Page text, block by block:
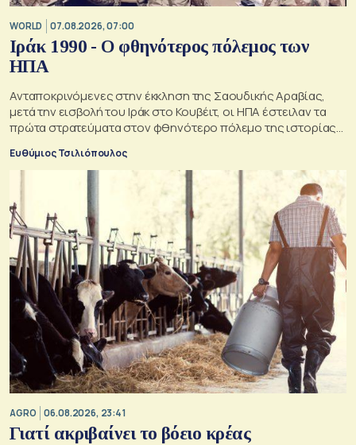
WORLD 07.08.2026, 07:00
Ιράκ 1990 - Ο φθηνότερος πόλεμος των
ΗΠΑ
Ανταποκρινόμενες στην έκκληση της Σαουδικής Αραβίας,
μετά την εισβολή του Ιράκ στο Κουβέιτ, οι ΗΠΑ έστειλαν τα
πρώτα στρατεύματα στον φθηνότερο πόλεμο της ιστορίας
τους
Ευθύμιος Τσιλιόπουλος
AGRO 06.08.2026, 23:41
Γιατί ακριβαίνει το βόειο κρέας